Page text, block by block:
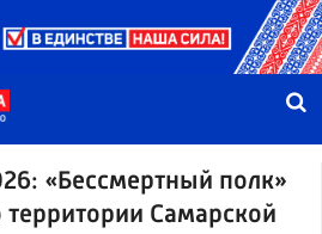
«Бессмертный полк»
Самарской